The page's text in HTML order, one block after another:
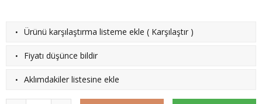
· Ürünü karşılaştırma listeme ekle ( Karşılaştır )
· Fiyatı düşünce bildir
· Aklımdakiler listesine ekle